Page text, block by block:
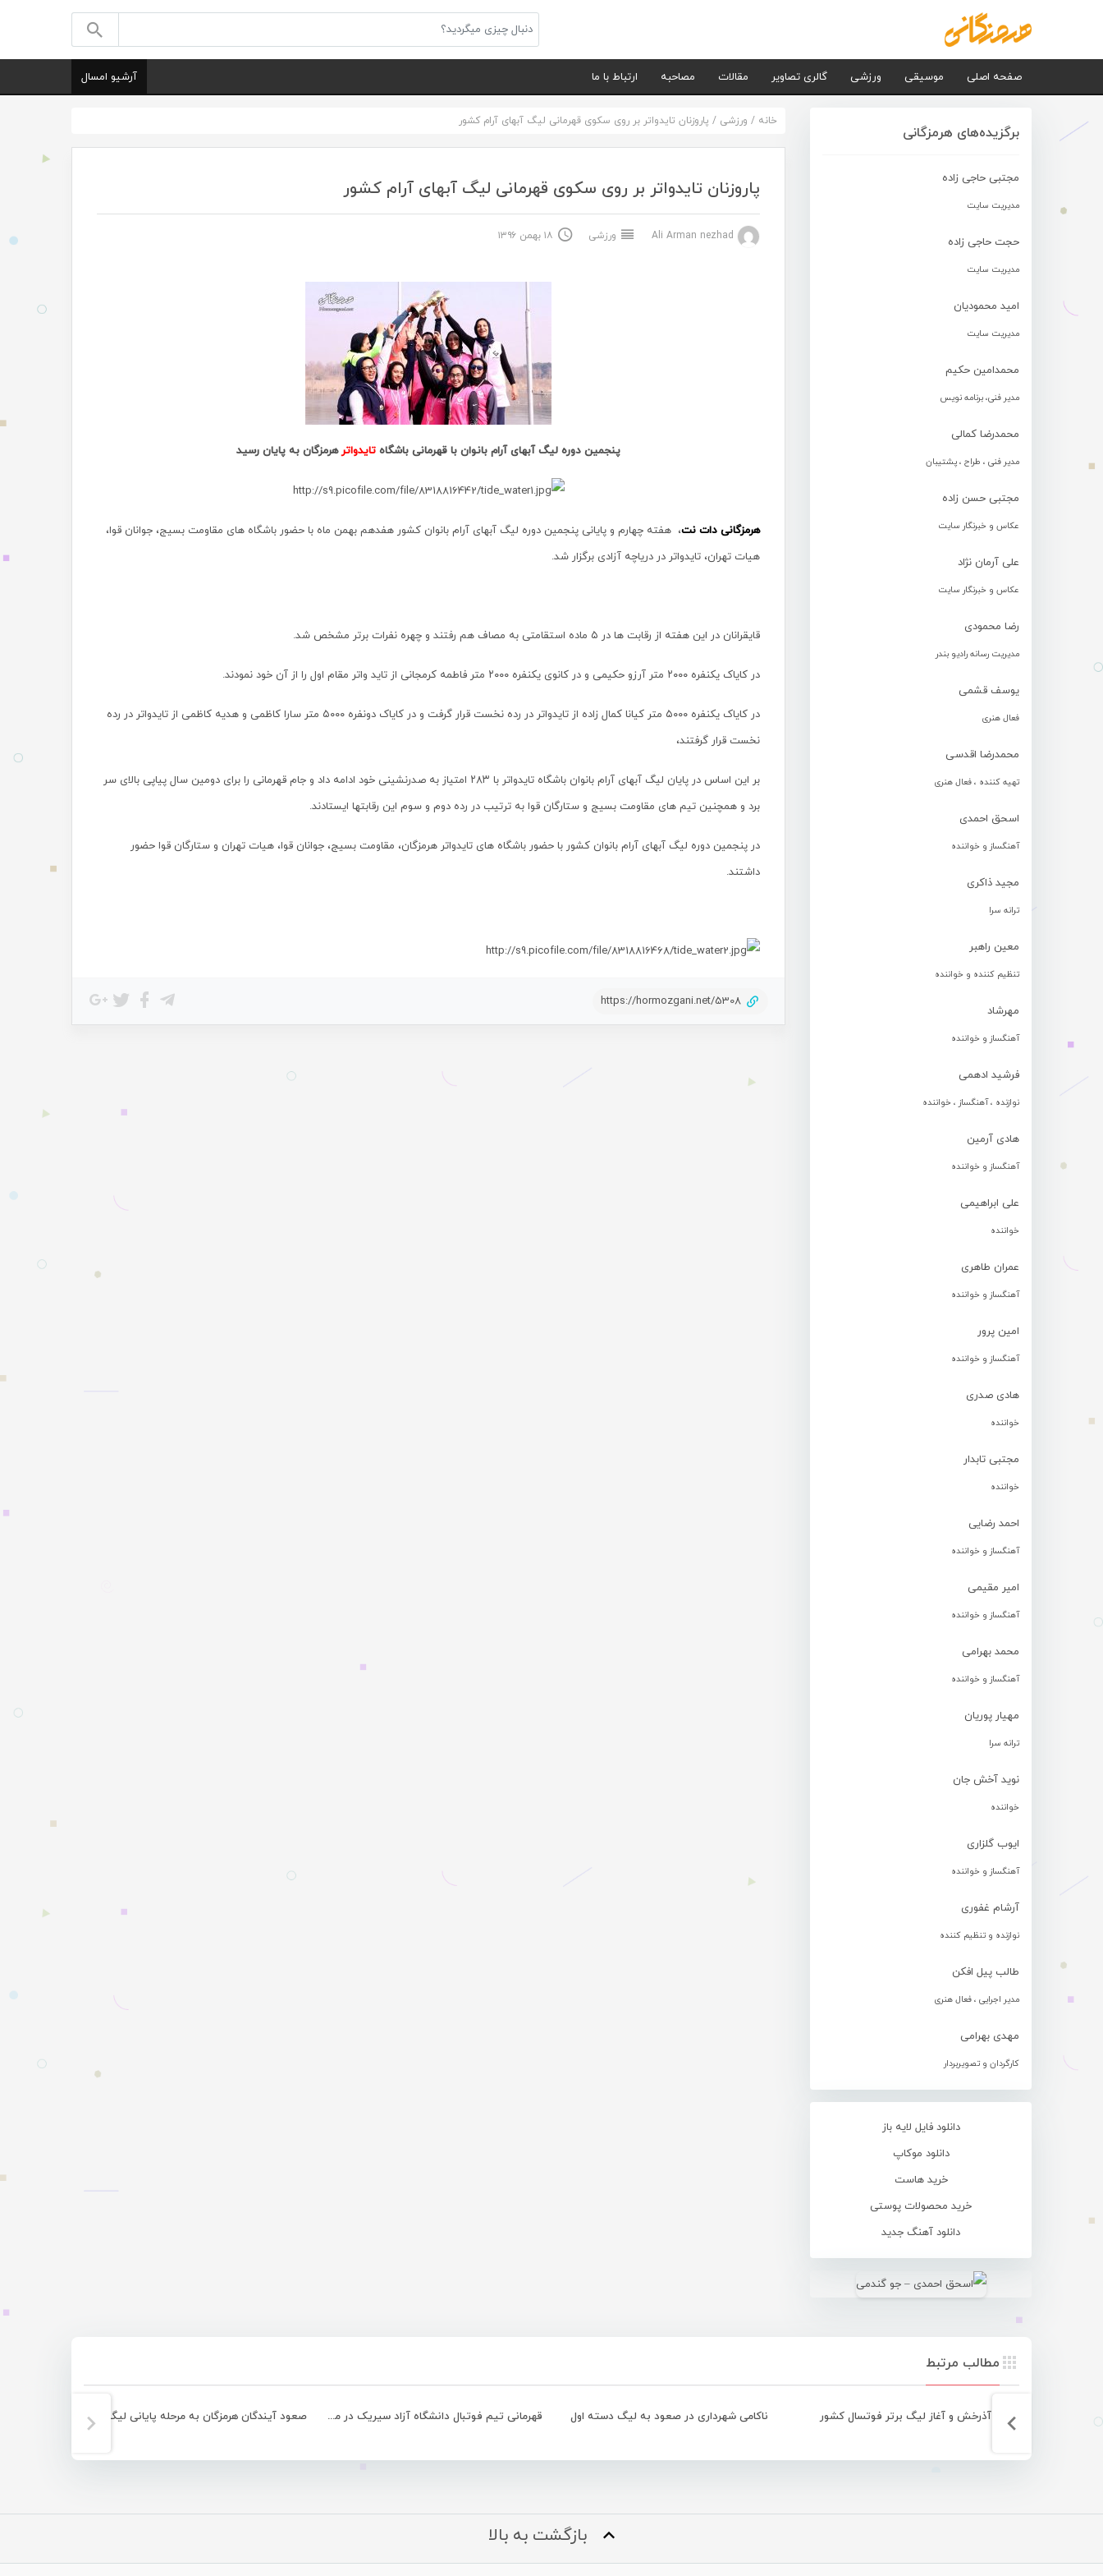
صفحه اصلی موسیقی ورزشی گالری تصاویر مقالات مصاحبه ارتباط با ما آرشیو امسال
برگزیده‌های هرمزگانی
مجتبی حاجی زاده
مدیریت سایت
حجت حاجی زاده
مدیریت سایت
امید محمودیان
مدیریت سایت
محمدامین حکیم
مدیر فنی، برنامه نویس
محمدرضا کمالی
مدیر فنی ، طراح ، پشتیبان
مجتبی حسن زاده
عکاس و خبرنگار سایت
علی آرمان نژاد
عکاس و خبرنگار سایت
رضا محمودی
مدیریت رسانه رادیو بندر
یوسف قشمی
فعال هنری
محمدرضا اقدسی
تهیه کننده ، فعال هنری
اسحق احمدی
آهنگساز و خواننده
مجید ذاکری
ترانه سرا
معین راهبر
تنظیم کننده و خواننده
مهرشاد
آهنگساز و خواننده
فرشید ادهمی
نوازنده ، آهنگساز ، خواننده
هادی آرمین
آهنگساز و خواننده
علی ابراهیمی
خواننده
عمران طاهری
آهنگساز و خواننده
امین پرور
آهنگساز و خواننده
هادی صدری
خواننده
مجتبی تابدار
خواننده
احمد رضایی
آهنگساز و خواننده
امیر مقیمی
آهنگساز و خواننده
محمد بهرامی
آهنگساز و خواننده
مهیار پوریان
ترانه سرا
نوید آخش جان
خواننده
ایوب گلزاری
آهنگساز و خواننده
آرشام غفوری
نوازنده و تنظیم کننده
طالب پیل افکن
مدیر اجرایی ، فعال هنری
مهدی بهرامی
کارگردان و تصویربردار
دانلود فایل لایه باز
دانلود موکاپ
خرید هاست
خرید محصولات پوستی
دانلود آهنگ جدید
خانه / ورزشی / پاروزنان تایدواتر بر روی سکوی قهرمانی لیگ آبهای آرام کشور
پاروزنان تایدواتر بر روی سکوی قهرمانی لیگ آبهای آرام کشور
ورزشی ۱۸ بهمن ۱۳۹۶
پنجمین دوره لیگ آبهای آرام بانوان با قهرمانی باشگاه تایدواترهرمزگان به پایان رسید
هرمزگانی دات نت، هفته چهارم و پایانی پنجمین دوره لیگ آبهای آرام بانوان کشور هفدهم بهمن ماه با حضور باشگاه های مقاومت بسیج، جوانان قوا،
هیات تهران، تایدواتر در دریاچه آزادی برگزار شد.
قایقرانان در این هفته از رقابت ها در ۵ ماده استقامتی به مصاف هم رفتند و چهره نفرات برتر مشخص شد.
در کایاک یکنفره ۲۰۰۰ متر آرزو حکیمی و در کانوی یکنفره ۲۰۰۰ متر فاطمه کرمجانی از تاید واتر مقام اول را از آن خود نمودند.
در کایاک یکنفره ۵۰۰۰ متر کیانا کمال زاده از تایدواتر در رده نخست قرار گرفت و در کایاک دونفره ۵۰۰۰ متر سارا کاظمی و هدیه کاظمی از تایدواتر در رده
نخست قرار گرفتند،
بر این اساس در پایان لیگ آبهای آرام بانوان باشگاه تایدواتر با ۲۸۳ امتیاز به صدرنشینی خود ادامه داد و جام قهرمانی را برای دومین سال پیاپی بالای سر
برد و همچنین تیم های مقاومت بسیج و ستارگان قوا به ترتیب در رده دوم و سوم این رقابتها ایستادند.
در پنجمین دوره لیگ آبهای آرام بانوان کشور با حضور باشگاه های تایدواتر هرمزگان، مقاومت بسیج، جوانان قوا، هیات تهران و ستارگان قوا حضور
داشتند.
https://hormozgani.net/5308
مطالب مرتبط
آذرخش و آغاز لیگ برتر فوتسال کشور ناکامی شهرداری در صعود به لیگ دسته اول قهرمانی تیم فوتبال دانشگاه آزاد سیریک در مسابقات کشوری صعود آیندگان هرمزگان به مرحله پایانی لیگ دسته اول فوتسال
بازگشت به بالا